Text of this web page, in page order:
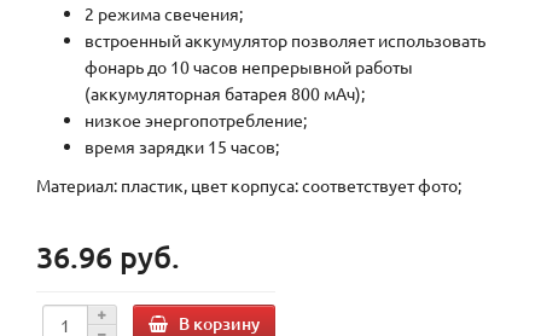
2 режима свечения;
встроенный аккумулятор позволяет использовать
фонарь до 10 часов непрерывной работы
(аккумуляторная батарея 800 мАч);
низкое энергопотребление;
время зарядки 15 часов;
Материал: пластик, цвет корпуса: соответствует фото;
36.96 руб.
В корзину